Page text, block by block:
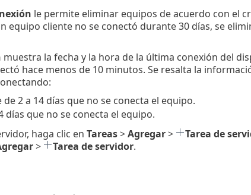
le permite eliminar equipos de acuerdo con el
equipo cliente no se conectó durante 30 días, se
muestra la fecha y la hora de la última conexión del
hace menos de 10 minutos. Se resalta la
2 a 14 días que no se conecta el equipo.
días que no se conecta el equipo.
haga clic en Tareas>Agregar> Tarea de
> Tarea de servidor.